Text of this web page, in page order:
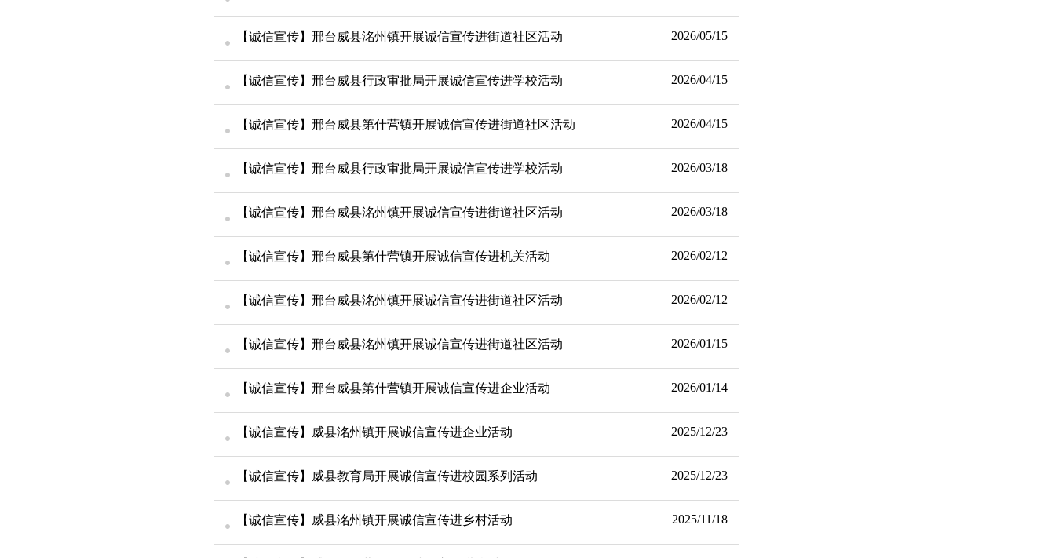
【诚信宣传】邢台威县洺州镇开展诚信宣传进街道社区活动 2026/05/15
【诚信宣传】邢台威县行政审批局开展诚信宣传进学校活动 2026/04/15
【诚信宣传】邢台威县第什营镇开展诚信宣传进街道社区活动 2026/04/15
【诚信宣传】邢台威县行政审批局开展诚信宣传进学校活动 2026/03/18
【诚信宣传】邢台威县洺州镇开展诚信宣传进街道社区活动 2026/03/18
【诚信宣传】邢台威县第什营镇开展诚信宣传进机关活动 2026/02/12
【诚信宣传】邢台威县洺州镇开展诚信宣传进街道社区活动 2026/02/12
【诚信宣传】邢台威县洺州镇开展诚信宣传进街道社区活动 2026/01/15
【诚信宣传】邢台威县第什营镇开展诚信宣传进企业活动 2026/01/14
【诚信宣传】威县洺州镇开展诚信宣传进企业活动 2025/12/23
【诚信宣传】威县教育局开展诚信宣传进校园系列活动 2025/12/23
【诚信宣传】威县洺州镇开展诚信宣传进乡村活动 2025/11/18